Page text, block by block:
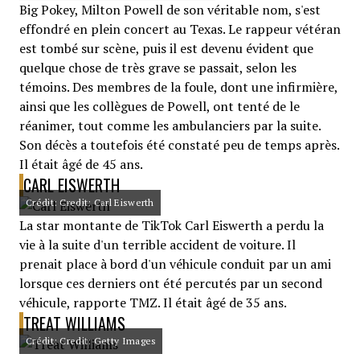
Big Pokey, Milton Powell de son véritable nom, s'est
effondré en plein concert au Texas. Le rappeur vétéran
est tombé sur scène, puis il est devenu évident que
quelque chose de très grave se passait, selon les
témoins. Des membres de la foule, dont une infirmière,
ainsi que les collègues de Powell, ont tenté de le
réanimer, tout comme les ambulanciers par la suite.
Son décès a toutefois été constaté peu de temps après.
Il était âgé de 45 ans.
CARL EISWERTH
Crédit: Credit: Carl Eiswerth
La star montante de TikTok Carl Eiswerth a perdu la
vie à la suite d'un terrible accident de voiture. Il
prenait place à bord d'un véhicule conduit par un ami
lorsque ces derniers ont été percutés par un second
véhicule, rapporte TMZ. Il était âgé de 35 ans.
TREAT WILLIAMS
Crédit: Credit: Getty Images